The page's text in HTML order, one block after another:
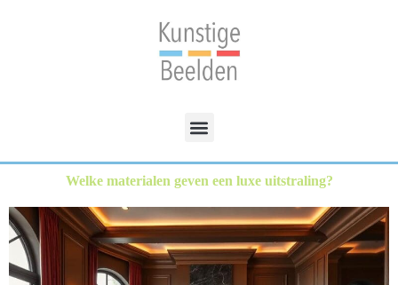
Welke materialen geven een luxe uitstraling?